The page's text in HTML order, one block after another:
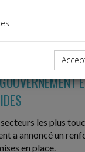
les plus
a annoncé un
en place.